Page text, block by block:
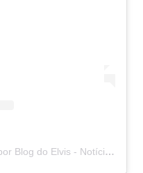
Uma publicação compartilhada por Blog do Elvis - Notícias de Floresta-PE e região (@blogdoelvis)